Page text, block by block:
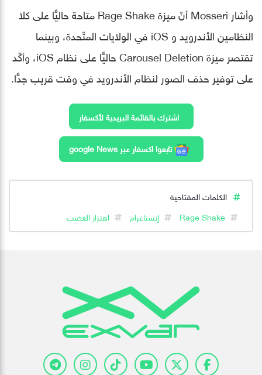
وأشار Mosseri أنّ ميزة Rage Shake متاحة حاليًّا على كلا
النظامين الأندرويد و iOS في الولايات المتّحدة، وبينما
تقتصر ميزة Carousel Deletion حاليًّا على نظام iOS، وأكّد
على توفير حذف الصور لنظام الأندرويد في وقت قريب جدًّا.
اشترك بالقائمة البريدية لأكسفار
تابعوا اكسفار عبر google News
الكلمات المفتاحية
Rage Shake
إنستاغرام اهتزاز الغضب